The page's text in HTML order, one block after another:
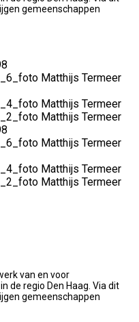
gemeenschappen
van en voor
de regio Den Haag. Via dit
gemeenschappen